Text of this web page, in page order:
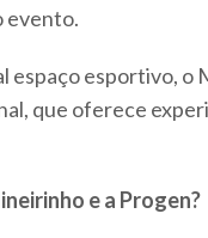
evento.
espaço esportivo,
que oferece
e a Progen?